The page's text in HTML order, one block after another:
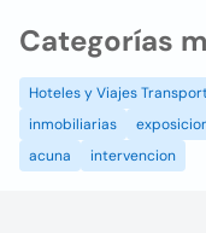
Categorías
Hoteles y Viajes
inmobiliarias
acuna
intervencion